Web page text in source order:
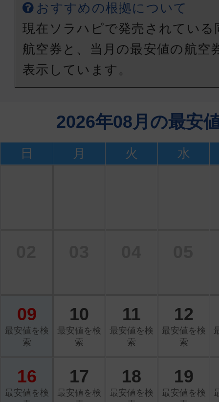
おすすめの根拠について
現在ソラハピで発売されている
航空券と、当月の最安値の航空
表示しています。
2026年08月の最安
日 月 火 水
09
最安値を検
索
10
最安値を検
索
11
最安値を検
索
12
最安値を検
索
16
最安値を検
17
最安値を検
18
最安値を検
19
最安値を検